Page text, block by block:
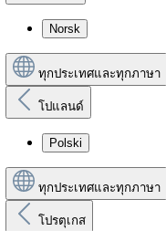
Norsk
ทุกประเทศและทุกภาษา
โปแลนด์
Polski
ทุกประเทศและทุกภาษา
โปรตุเกส